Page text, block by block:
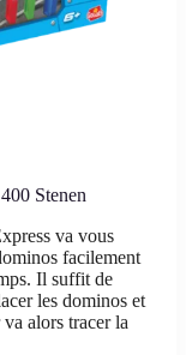
Stenen
va vous
facilement
Il suffit de
les dominos et
alors tracer la